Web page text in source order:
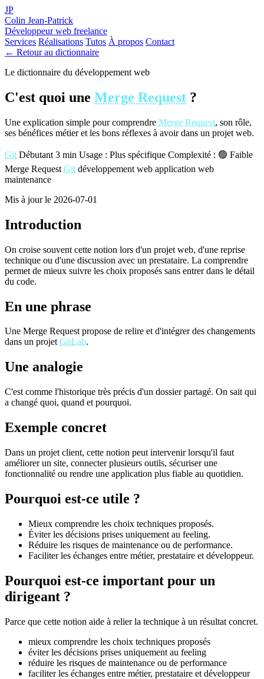
JP
Colin Jean-Patrick
Développeur web freelance
Services Réalisations Tutos À propos Contact
← Retour au dictionnaire
Le dictionnaire du développement web
C'est quoi une Merge Request ?
Une explication simple pour comprendre Merge Request, son rôle,
ses bénéfices métier et les bons réflexes à avoir dans un projet web.
Git Débutant 3 min Usage : Plus spécifique Complexité : 🟢 Faible
Merge Request Git développement web application web
maintenance
Mis à jour le 2026-07-01
Introduction
On croise souvent cette notion lors d'un projet web, d'une reprise
technique ou d'une discussion avec un prestataire. La comprendre
permet de mieux suivre les choix proposés sans entrer dans le détail
du code.
En une phrase
Une Merge Request propose de relire et d'intégrer des changements
dans un projetGitLab.
Une analogie
C'est comme l'historique très précis d'un dossier partagé. On sait qui
a changé quoi, quand et pourquoi.
Exemple concret
Dans un projet client, cette notion peut intervenir lorsqu'il faut
améliorer un site, connecter plusieurs outils, sécuriser une
fonctionnalité ou rendre une application plus fiable au quotidien.
Pourquoi est-ce utile ?
Mieux comprendre les choix techniques proposés.
Éviter les décisions prises uniquement au feeling.
Réduire les risques de maintenance ou de performance.
Faciliter les échanges entre métier, prestataire et développeur.
Pourquoi est-ce important pour un
dirigeant ?
Parce que cette notion aide à relier la technique à un résultat concret.
mieux comprendre les choix techniques proposés
éviter les décisions prises uniquement au feeling
réduire les risques de maintenance ou de performance
faciliter les échanges entre métier, prestataire et développeur